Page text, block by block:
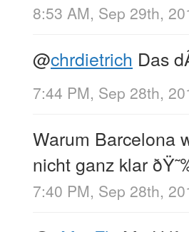
8:53 AM, Sep 29th,
@chrdietrich Das
7:44 PM, Sep 28th,
Warum Barcelona
nicht ganz klar
7:40 PM, Sep 28th,